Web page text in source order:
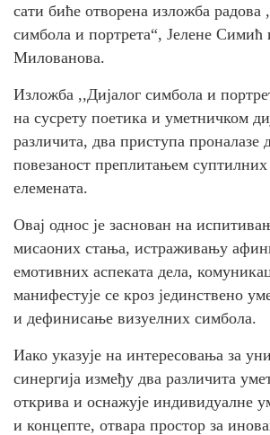
сати биће отворена изложба радова
симбола и портрета“, Јелене
Милованова.
Изложба ,,Дијалог симбола и
на сусрету поетика и уметничком
различита, два приступа проналазе
повезаност преплитањем
елемената.
Овај однос је заснован на
мисаоних стања, истраживању
емотивних аспеката дела,
манифестује се кроз јединствено
и дефинисање визуелних симбола.
Иако указује на интересовања за
синергија између два различита
открива и оснажује индивидуалне
и концепте, отвара простор за